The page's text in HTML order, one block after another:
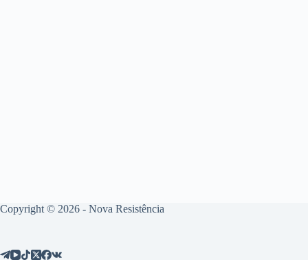
Copyright © 2026 - Nova Resistência